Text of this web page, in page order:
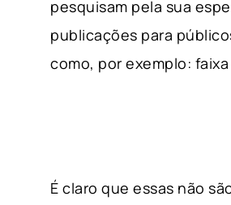
pesquisam pela sua
publicações para
como, por exemplo:
É claro que essas não